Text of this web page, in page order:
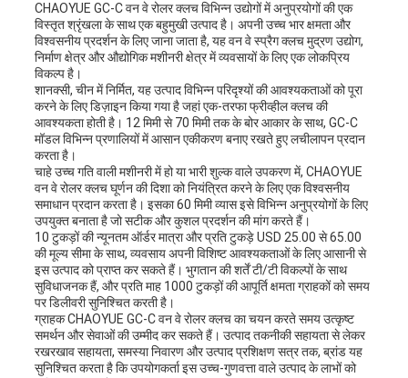
CHAOYUE GC-C वन वे रोलर क्लच विभिन्न उद्योगों में अनुप्रयोगों की एक
विस्तृत श्रृंखला के साथ एक बहुमुखी उत्पाद है। अपनी उच्च भार क्षमता और
विश्वसनीय प्रदर्शन के लिए जाना जाता है, यह वन वे स्प्रैग क्लच मुद्रण उद्योग,
निर्माण क्षेत्र और औद्योगिक मशीनरी क्षेत्र में व्यवसायों के लिए एक लोकप्रिय
विकल्प है।
शानक्सी, चीन में निर्मित, यह उत्पाद विभिन्न परिदृश्यों की आवश्यकताओं को पूरा
करने के लिए डिज़ाइन किया गया है जहां एक-तरफा फ्रीव्हील क्लच की
आवश्यकता होती है। 12 मिमी से 70 मिमी तक के बोर आकार के साथ, GC-C
मॉडल विभिन्न प्रणालियों में आसान एकीकरण बनाए रखते हुए लचीलापन प्रदान
करता है।
चाहे उच्च गति वाली मशीनरी में हो या भारी शुल्क वाले उपकरण में, CHAOYUE
वन वे रोलर क्लच घूर्णन की दिशा को नियंत्रित करने के लिए एक विश्वसनीय
समाधान प्रदान करता है। इसका 60 मिमी व्यास इसे विभिन्न अनुप्रयोगों के लिए
उपयुक्त बनाता है जो सटीक और कुशल प्रदर्शन की मांग करते हैं।
10 टुकड़ों की न्यूनतम ऑर्डर मात्रा और प्रति टुकड़े USD 25.00 से 65.00
की मूल्य सीमा के साथ, व्यवसाय अपनी विशिष्ट आवश्यकताओं के लिए आसानी से
इस उत्पाद को प्राप्त कर सकते हैं। भुगतान की शर्तें टी/टी विकल्पों के साथ
सुविधाजनक हैं, और प्रति माह 1000 टुकड़ों की आपूर्ति क्षमता ग्राहकों को समय
पर डिलीवरी सुनिश्चित करती है।
ग्राहक CHAOYUE GC-C वन वे रोलर क्लच का चयन करते समय उत्कृष्ट
समर्थन और सेवाओं की उम्मीद कर सकते हैं। उत्पाद तकनीकी सहायता से लेकर
रखरखाव सहायता, समस्या निवारण और उत्पाद प्रशिक्षण सत्र तक, ब्रांड यह
सुनिश्चित करता है कि उपयोगकर्ता इस उच्च-गुणवत्ता वाले उत्पाद के लाभों को